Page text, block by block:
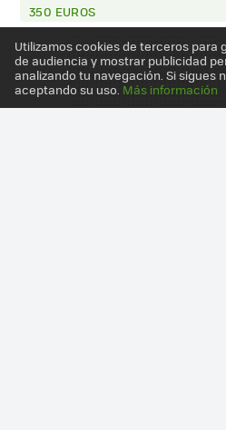
350 EUROS
Utilizamos cookies de terceros para
de audiencia y mostrar publicidad
analizando tu navegación. Si sigues
aceptando su uso. Más información